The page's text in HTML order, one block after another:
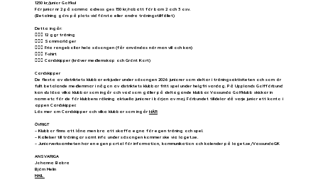
1250 kr/junior Golfkul
För junior nr 2 på samma adress ges 150 kr/rabatt för barn 2 och 3 osv.
(Betalning görs på plats vid första eller andra träningstillfället)
Detta ingår:
🏌🏻‍♀️ 12 ggr träning
🏌🏻‍♀️ Sommarläger
🏌🏻‍♀️ Fria rangebollar hela säsongen (får användas när man vill och kan)
🏌🏻‍♀️ T-shirt
🏌🏻‍♀️ Cardskipper (kräver medlemskap och Grönt Kort)
Cardskipper
De flesta av distriktets klubbar erbjuder under säsongen 2026 juniorer som deltar i träningsaktiviteten och som är
fullt betalande medlemmar i någon av distriktets klubbar fritt spel under helgfri vardag. På Upplands Golfförbund
kan du läsa vilka klubbar som ingår och vad som gäller på deltagande klubbar. Vassunda Golfklubb skickar in
namn etc för de för klubbens räkning aktuella juniorer i början av maj. Förbundet tilldelar då varje junior ett konto i
appen Cardskipper.
Läs mer om Cardskipper och vilka klubbar som ingår HÄR
ÖVRIGT
– Klubbor finns att låna men bra att skaffa egna för egen träning och spel.
– Kallelser till träningar samt info under säsongen kommer ske via laget.se.
– Juniorverksamheten har en egen portal för information, kommunikation och kalender på laget.se/VassundaGK
ANSVARIGA
Johanna Babra
Björn Melin
MAIL